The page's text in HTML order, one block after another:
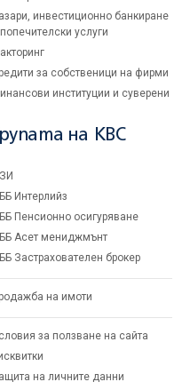
инвестиционно банкиране
услуги
за собственици на фирми
институции и суверени
Групата на KBC
Интерлийз
Пенсионно осигуряване
Асет мениджмънт
Застрахователен брокер
на имоти
за ползване на сайта
на личните данни